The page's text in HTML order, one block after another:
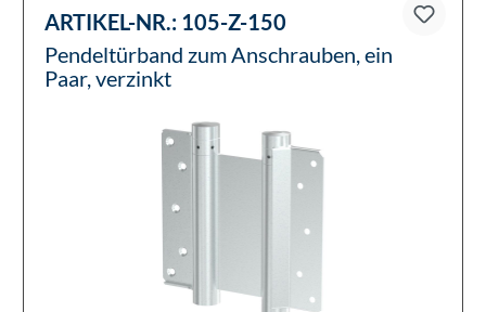
ARTIKEL-NR.: 105-Z-150
Pendeltürband zum Anschrauben, ein
Paar, verzinkt